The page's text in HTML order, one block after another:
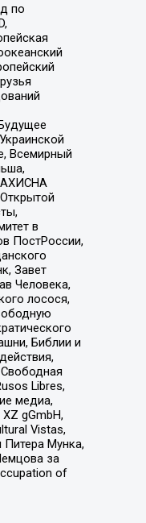
по
Всемирный
в
ПостРоссии,
Завет
Человека,
лосося,
Библии и
Libres,
медиа,
gGmbH,
Vistas,
Мунка,
за
of